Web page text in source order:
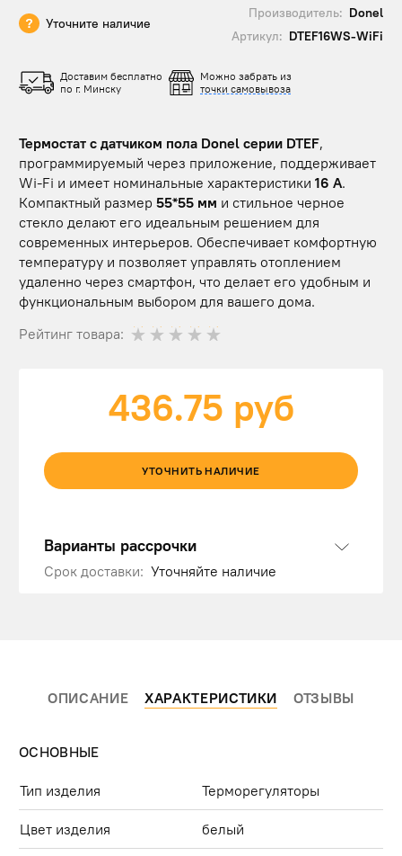
Уточните наличие
Производитель: Donel
Артикул: DTEF16WS-WiFi
Доставим бесплатно
по г. Минску
Можно забрать из
точки самовывоза
Термостат с датчиком пола Donel серии DTEF,
программируемый через приложение, поддерживает
Wi-Fi и имеет номинальные характеристики 16 A.
Компактный размер 55*55 мм и стильное черное
стекло делают его идеальным решением для
современных интерьеров. Обеспечивает комфортную
температуру и позволяет управлять отоплением
удаленно через смартфон, что делает его удобным и
функциональным выбором для вашего дома.
Рейтинг товара:
436.75 руб
УТОЧНИТЬ НАЛИЧИЕ
Варианты рассрочки
Срок доставки: Уточняйте наличие
ОПИСАНИЕ ХАРАКТЕРИСТИКИ ОТЗЫВЫ
ОСНОВНЫЕ
Тип изделия Терморегуляторы
Цвет изделия белый